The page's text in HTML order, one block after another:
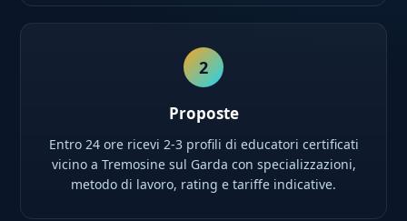
2
Proposte
Entro 24 ore ricevi 2-3 profili di educatori certificati
vicino a Tremosine sul Garda con specializzazioni,
metodo di lavoro, rating e tariffe indicative.